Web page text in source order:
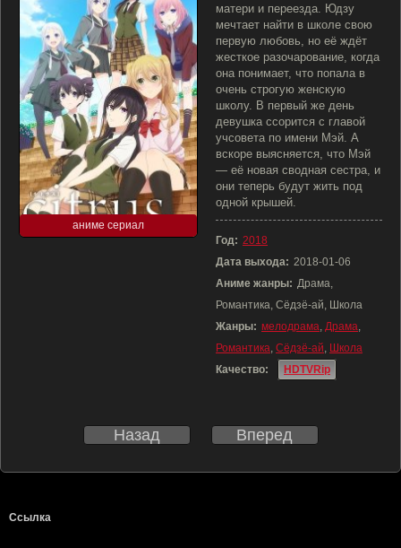
аниме сериал
матери и переезда. Юдзу
мечтает найти в школе свою
первую любовь, но её ждёт
жесткое разочарование, когда
она понимает, что попала в
очень строгую женскую
школу. В первый же день
девушка ссорится с главой
учсовета по имени Мэй. А
вскоре выясняется, что Мэй
— её новая сводная сестра, и
они теперь будут жить под
одной крышей.
Год: 2018
Дата выхода: 2018-01-06
Аниме жанры: Драма,
Романтика, Сёдзё-ай, Школа
Жанры: мелодрама, Драма,
Романтика, Сёдзё-ай, Школа
Качество:
HDTVRip
Назад Вперед
Ссылка